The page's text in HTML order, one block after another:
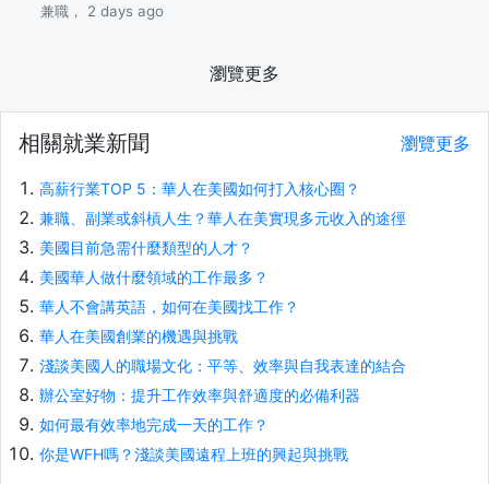
兼職， 2 days ago
瀏覽更多
相關就業新聞 瀏覽更多
高薪行業TOP 5：華人在美國如何打入核心圈？
兼職、副業或斜槓人生？華人在美實現多元收入的途徑
美國目前急需什麼類型的人才？
美國華人做什麼領域的工作最多？
華人不會講英語，如何在美國找工作？
華人在美國創業的機遇與挑戰
淺談美國人的職場文化：平等、效率與自我表達的結合
辦公室好物：提升工作效率與舒適度的必備利器
如何最有效率地完成一天的工作？
你是WFH嗎？淺談美國遠程上班的興起與挑戰